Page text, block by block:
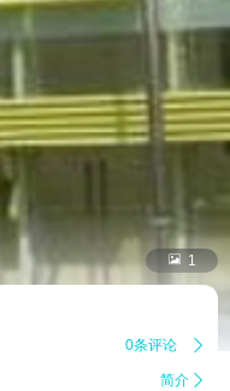
 1
0条评论 
简介 